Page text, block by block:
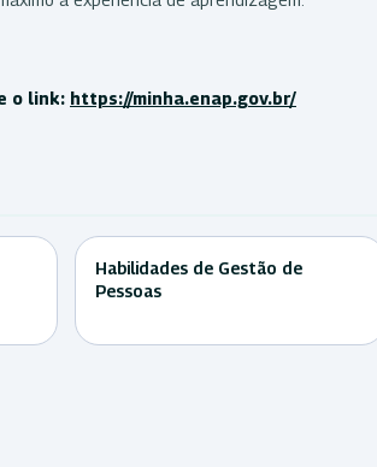
o link: https://minha.enap.gov.br/
Habilidades de Gestão de
Pessoas